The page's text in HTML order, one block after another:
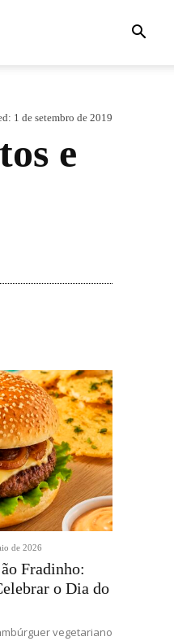
1 de setembro de 2019
e
de 2026
Fradinho:
o Dia do
vegetariano